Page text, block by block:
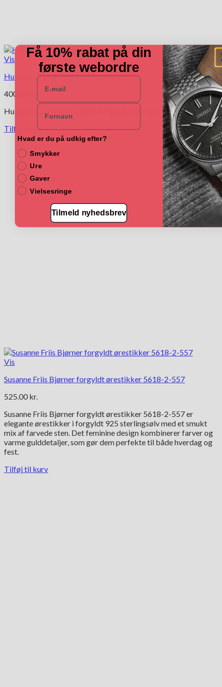
Vis
Hultquist Daria hoops S05027 G
400.00
Hultquist Daria hoops 18kt forgyldt sterlingsølv med opal.
Tilføj til kurv
Vis
Susanne Friis Bjørner forgyldt ørestikker 5618-2-557
525.00 kr.
Susanne Friis Bjørner forgyldt ørestikker 5618-2-557 er
elegante ørestikker i forgyldt 925 sterlingsølv med et smukt
mix af farvede sten. Det feminine design kombinerer farver og
varme gulddetaljer, som gør dem perfekte til både hverdag og
fest.
Tilføj til kurv
Få 10% rabat på din
første webordre
E-mail
Navn
Hvad er du på udkig efter?
Smykker
Ure
Gaver
Vielsesringe
Tilmeld nyhedsbrev